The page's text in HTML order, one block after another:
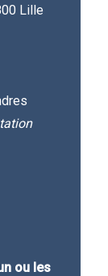
Lille
ou les